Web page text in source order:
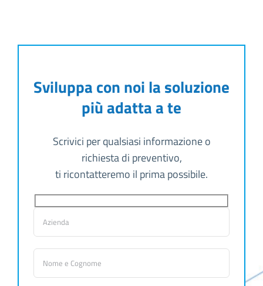
Sviluppa con noi la soluzione
più adatta a te
Scrivici per qualsiasi informazione o
richiesta di preventivo,
ti ricontatteremo il prima possibile.